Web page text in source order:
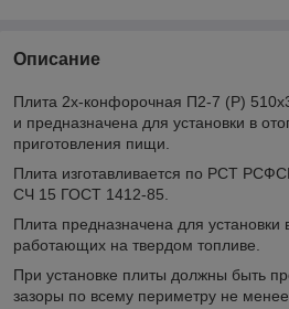
Описание
Плита 2х-конфорочная П2-7 (Р)
и предназначена для установки в
приготовления пищи.
Плита изготавливается по РСТ
СЧ 15 ГОСТ 1412-85.
Плита предназначена для установки
работающих на твердом топливе.
При установке плиты должны быть
зазоры по всему периметру не